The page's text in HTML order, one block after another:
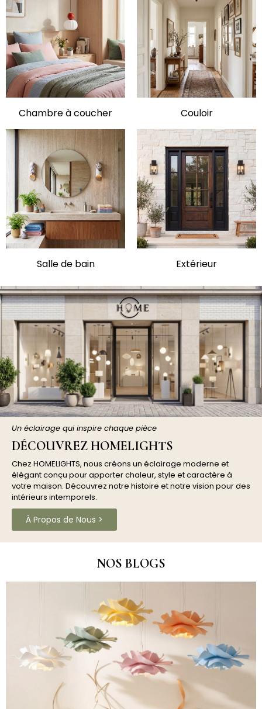
Chambre à coucher Couloir
Salle de bain Extérieur
Un éclairage qui inspire chaque pièce
DÉCOUVREZ HOMELIGHTS
Chez HOMELIGHTS, nous créons un éclairage moderne et
élégant conçu pour apporter chaleur, style et caractère à
votre maison. Découvrez notre histoire et notre vision pour des
intérieurs intemporels.
À Propos de Nous >
NOS BLOGS